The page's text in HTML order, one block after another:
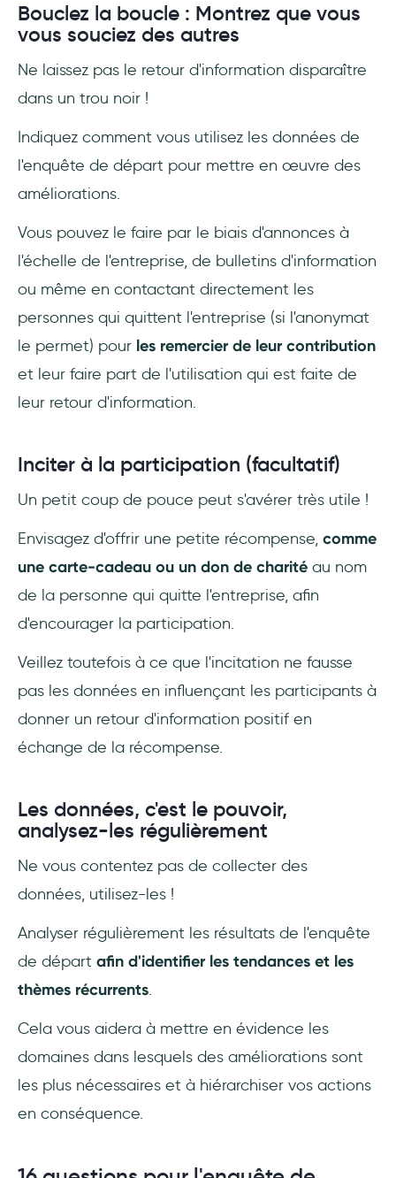
Bouclez la boucle : Montrez que vous
vous souciez des autres
Ne laissez pas le retour d'information disparaître
dans un trou noir !
Indiquez comment vous utilisez les données de
l'enquête de départ pour mettre en œuvre des
améliorations.
Vous pouvez le faire par le biais d'annonces à
l'échelle de l'entreprise, de bulletins d'information
ou même en contactant directement les
personnes qui quittent l'entreprise (si l'anonymat
le permet) pour les remercier de leur contribution
et leur faire part de l'utilisation qui est faite de
leur retour d'information.
Inciter à la participation (facultatif)
Un petit coup de pouce peut s'avérer très utile !
Envisagez d'offrir une petite récompense, comme
une carte-cadeau ou un don de charité au nom
de la personne qui quitte l'entreprise, afin
d'encourager la participation.
Veillez toutefois à ce que l'incitation ne fausse
pas les données en influençant les participants à
donner un retour d'information positif en
échange de la récompense.
Les données, c'est le pouvoir,
analysez-les régulièrement
Ne vous contentez pas de collecter des
données, utilisez-les !
Analyser régulièrement les résultats de l'enquête
de départ afin d'identifier les tendances et les
thèmes récurrents.
Cela vous aidera à mettre en évidence les
domaines dans lesquels des améliorations sont
les plus nécessaires et à hiérarchiser vos actions
en conséquence.